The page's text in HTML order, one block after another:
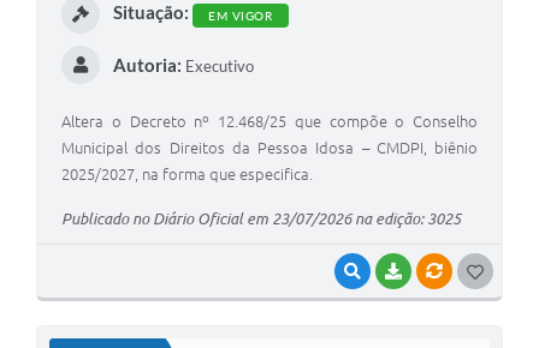
VISUALIZAR
BAIXARVÍNCULOS
Situação: EM VIGOR
Autoria: Executivo
Altera o Decreto nº 12.468/25 que compõe o Conselho
Municipal dos Direitos da Pessoa Idosa – CMDPI, biênio
2025/2027, na forma que especifica.
Publicado no Diário Oficial em 23/07/2026 na edição: 3025